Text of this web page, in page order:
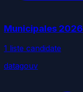
Municipales 2026
1 liste candidate
datagouv